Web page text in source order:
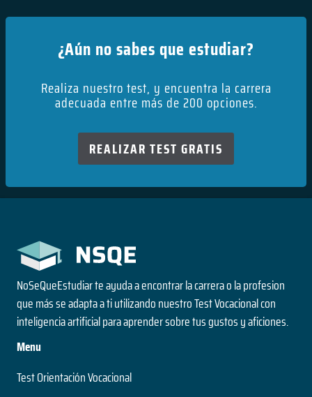
¿Aún no sabes que estudiar?
Realiza nuestro test, y encuentra la carrera
adecuada entre más de 200 opciones.
REALIZAR TEST GRATIS
NoSeQueEstudiar te ayuda a encontrar la carrera o la profesion
que más se adapta a ti utilizando nuestro Test Vocacional con
inteligencia artificial para aprender sobre tus gustos y aficiones.
Menu
Test Orientación Vocacional